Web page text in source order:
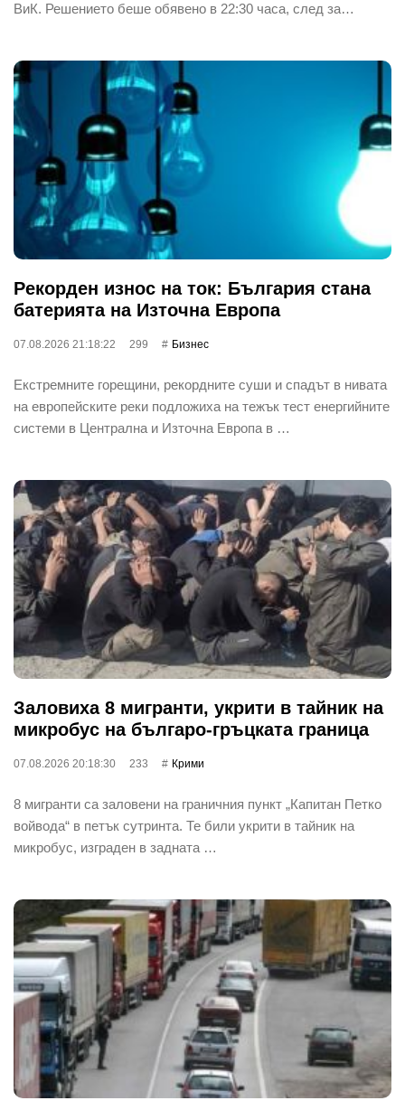
ВиК. Решението беше обявено в 22:30 часа, след за…
Рекорден износ на ток: България стана
батерията на Източна Европа
07.08.2026 21:18:22 299 Бизнес
Екстремните горещини, рекордните суши и спадът в нивата
на европейските реки подложиха на тежък тест енергийните
системи в Централна и Източна Европа в …
Заловиха 8 мигранти, укрити в тайник на
микробус на българо-гръцката граница
07.08.2026 20:18:30 233 Крими
8 мигранти са заловени на граничния пункт „Капитан Петко
войвода“ в петък сутринта. Те били укрити в тайник на
микробус, изграден в задната …